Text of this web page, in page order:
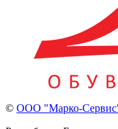
© ООО "Марко-